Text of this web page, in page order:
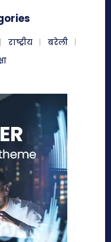
राष्ट्रीय
बरेली